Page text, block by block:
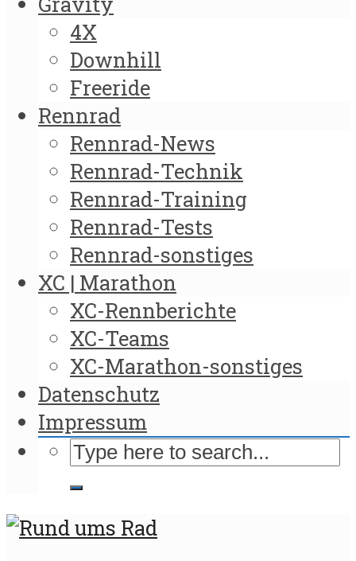
4X
Downhill
Freeride
Rennrad
Rennrad-News
Rennrad-Technik
Rennrad-Training
Rennrad-Tests
Rennrad-sonstiges
XC | Marathon
XC-Rennberichte
XC-Teams
XC-Marathon-sonstiges
Datenschutz
Impressum